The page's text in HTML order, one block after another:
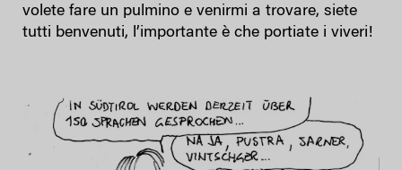
volete fare un pulmino e venirmi a trovare, siete
tutti benvenuti, l’importante è che portiate i viveri!